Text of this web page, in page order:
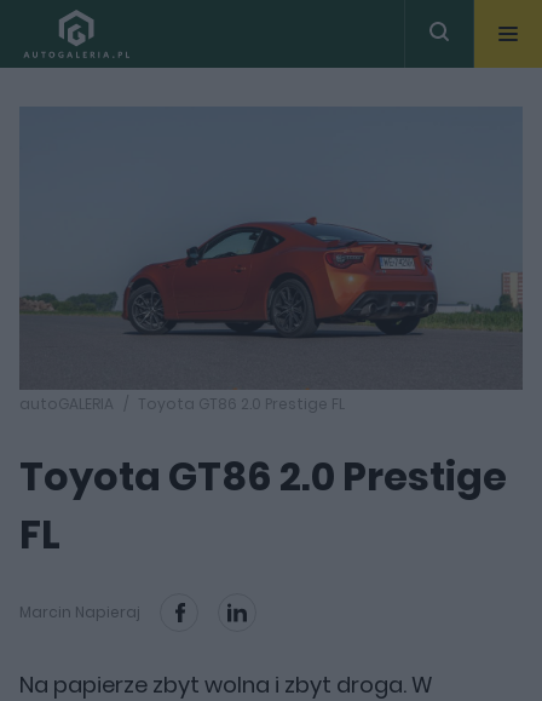
autoGALERIA Toyota GT86 2.0 Prestige FL
Toyota GT86 2.0 Prestige
FL
Marcin Napieraj
Na papierze zbyt wolna i zbyt droga. W